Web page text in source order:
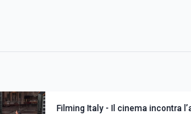
Filming Italy - Il cinema incontra